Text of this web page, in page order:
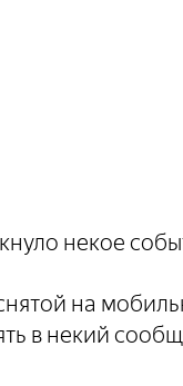
некое
на
в некий